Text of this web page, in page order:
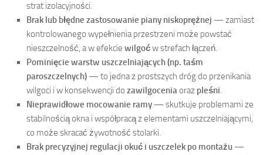
strat izolacyjności.
Brak lub błędne zastosowanie piany niskoprężnej — zamiast
kontrolowanego wypełnienia przestrzeni może powstać
nieszczelność, a w efekcie wilgoćw strefach łączeń.
Pominięcie warstw uszczelniających (np. taśm
paroszczelnych) — to jedna z prostszych dróg do przenikania
wilgoci i w konsekwencji do zawilgoceniaoraz pleśni.
Nieprawidłowe mocowanie ramy — skutkuje problemami ze
stabilnością okna i współpracą z elementami uszczelniającymi,
co może skracać żywotność stolarki.
Brak precyzyjnej regulacji okuć i uszczelek po montażu —